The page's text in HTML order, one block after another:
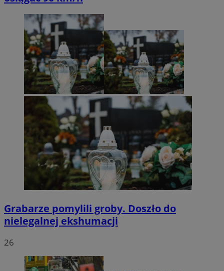
Grabarze pomylili groby. Doszło do
nielegalnej ekshumacji
26